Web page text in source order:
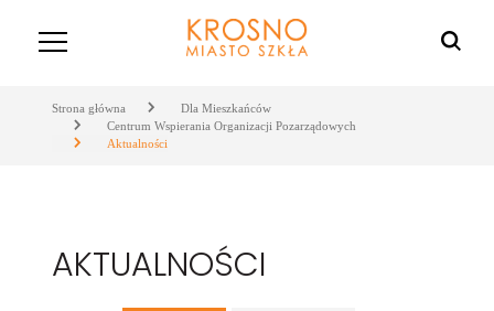
Strona główna
Dla Mieszkańców
Centrum Wspierania Organizacji Pozarządowych
Aktualności
AKTUALNOŚCI